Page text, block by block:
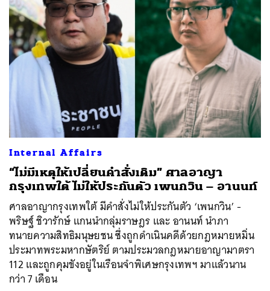
Internal Affairs
“ไม่มีเหตุให้เปลี่ยนคำสั่งเดิม” ศาลอาญา
กรุงเทพใต้ ไม่ให้ประกันตัว เพนกวิน – อานนท์
ศาลอาญากรุงเทพใต้ มีคำสั่งไม่ให้ประกันตัว ‘เพนกวิน’ -
พริษฐ์ ชิวารักษ์ แกนนำกลุ่มราษฎร และ อานนท์ นำภา
ทนายความสิทธิมนุษยชน ซึ่งถูกดำเนินคดีด้วยกฎหมายหมิ่น
ประมาทพระมหากษัตริย์ ตามประมวลกฎหมายอาญามาตรา
112 และถูกคุมขังอยู่ในเรือนจำพิเศษกรุงเทพฯ มาแล้วนาน
กว่า 7 เดือน
SHARE TWEET LINE EMAIL